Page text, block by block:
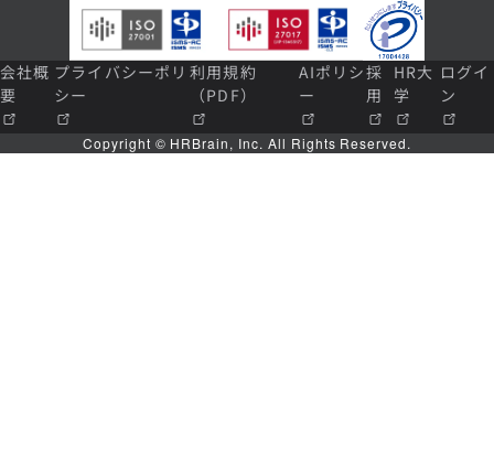
会社概
要
プライバシーポリ
シー
利用規約
（PDF）
AIポリシ
ー
採
用
HR大
学
ログイ
ン
Copyright © HRBrain, Inc. All Rights Reserved.